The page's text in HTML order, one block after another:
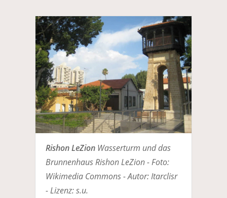
Rishon LeZionWasserturm und das
Brunnenhaus Rishon LeZion - Foto:
Wikimedia Commons - Autor: Itarclisr
- Lizenz: s.u.